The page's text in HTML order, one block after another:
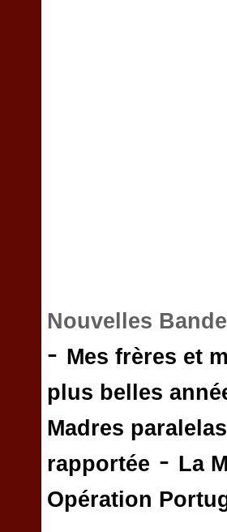
Nouvelles
- Mes frères et
plus belles
Madres paralelas
rapportée - La
Opération